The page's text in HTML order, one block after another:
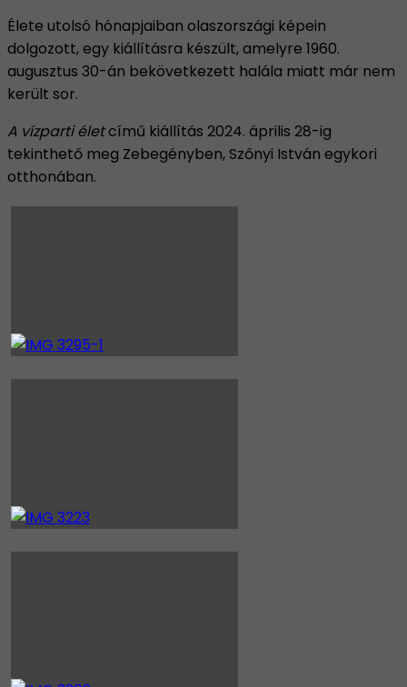
Élete utolsó hónapjaiban olaszországi képein
dolgozott, egy kiállításra készült, amelyre 1960.
augusztus 30-án bekövetkezett halála miatt már nem
került sor.
A vízparti életcímű kiállítás 2024. április 28-ig
tekinthető meg Zebegényben, Szőnyi István egykori
otthonában.